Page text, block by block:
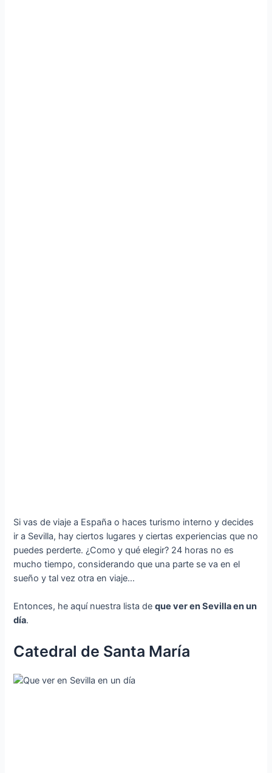
Si vas de viaje a España o haces turismo interno y decides
ir a Sevilla, hay ciertos lugares y ciertas experiencias que no
puedes perderte. ¿Como y qué elegir? 24 horas no es
mucho tiempo, considerando que una parte se va en el
sueño y tal vez otra en viaje…
Entonces, he aquí nuestra lista deque ver en Sevilla en un
día.
Catedral de Santa María